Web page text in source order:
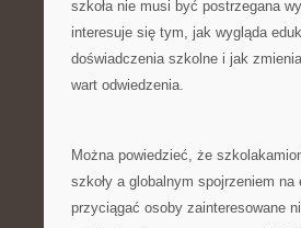
szkoła nie musi być postrzegana
interesuje się tym, jak wygląda
doświadczenia szkolne i jak
wart odwiedzenia.
Można powiedzieć, że
szkoły a globalnym spojrzeniem na
przyciągać osoby zainteresowane